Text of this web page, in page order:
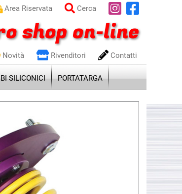
Area Riservata Cerca
shop on-line
Novità Rivenditori Contatti
SILICONICI PORTATARGA